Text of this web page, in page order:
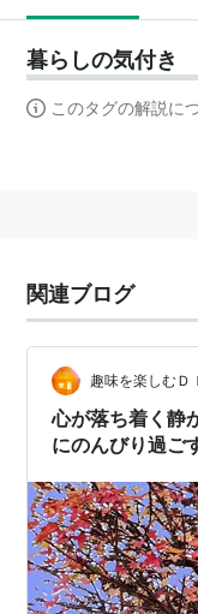
暮らしの気付き
このタグの解説に
関連ブログ
趣味を楽しむＤ
心が落ち着く静
にのんびり過ご